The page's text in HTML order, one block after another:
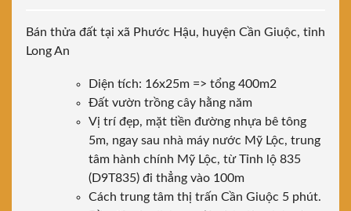
Bán thửa đất tại xã Phước Hậu, huyện Cần Giuộc, tỉnh
Long An
Diện tích: 16x25m => tổng 400m2
Đất vườn trồng cây hằng năm
Vị trí đẹp, mặt tiền đường nhựa bê tông
5m, ngay sau nhà máy nước Mỹ Lộc, trung
tâm hành chính Mỹ Lộc, từ Tỉnh lộ 835
(D9T835) đi thẳng vào 100m
Cách trung tâm thị trấn Cần Giuộc 5 phút.